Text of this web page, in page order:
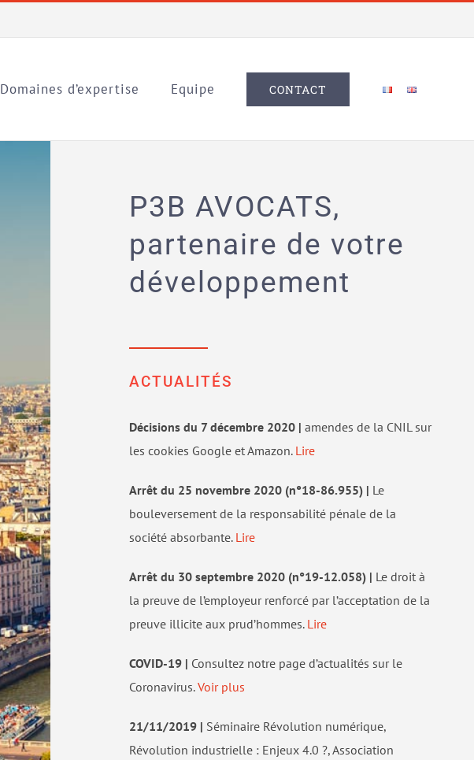
Domaines d’expertise Equipe CONTACT
P3B AVOCATS,
partenaire de votre
développement
ACTUALITÉS
Décisions du 7 décembre 2020 | amendes de la CNIL sur
les cookies Google et Amazon. Lire
Arrêt du 25 novembre 2020 (n°18-86.955) | Le
bouleversement de la responsabilité pénale de la
société absorbante. Lire
Arrêt du 30 septembre 2020 (n°19-12.058) | Le droit à
la preuve de l’employeur renforcé par l’acceptation de la
preuve illicite aux prud’hommes. Lire
COVID-19 | Consultez notre page d’actualités sur le
Coronavirus.Voir plus
21/11/2019 | Séminaire Révolution numérique,
Révolution industrielle : Enjeux 4.0 ?, Association